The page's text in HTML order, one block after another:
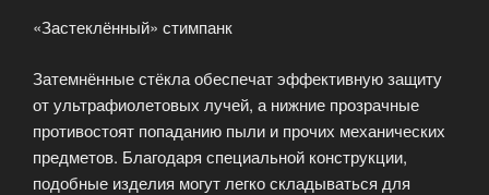
«Застеклённый» стимпанк
Затемнённые стёкла обеспечат эффективную защиту
от ультрафиолетовых лучей, а нижние прозрачные
противостоят попаданию пыли и прочих механических
предметов. Благодаря специальной конструкции,
подобные изделия могут легко складываться для